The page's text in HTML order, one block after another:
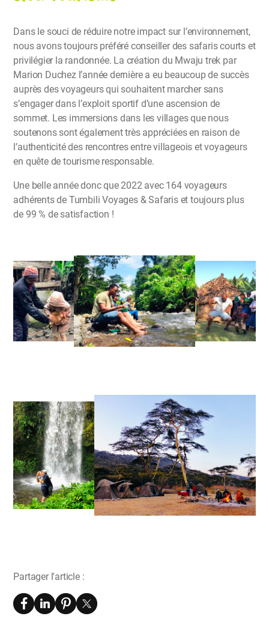
Dans le souci de réduire notre impact sur l’environnement,
nous avons toujours préféré conseiller des safaris courts et
privilégier la randonnée. La création du Mwaju trek par
Marion Duchez l’année dernière a eu beaucoup de succès
auprès des voyageurs qui souhaitent marcher sans
s’engager dans l’exploit sportif d’une ascension de
sommet. Les immersions dans les villages que nous
soutenons sont également très appréciées en raison de
l’authenticité des rencontres entre villageois et voyageurs
en quête de tourisme responsable.
Une belle année donc que 2022 avec 164 voyageurs
adhérents de Tumbili Voyages & Safaris et toujours plus
de 99 % de satisfaction !
Partager l'article :